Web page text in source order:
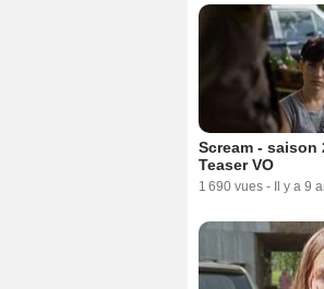
Scream - saison
Teaser VO
1 690 vues - Il y a 9